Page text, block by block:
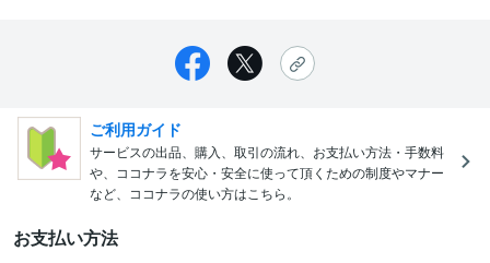
ご利用ガイド
サービスの出品、購入、取引の流れ、お支払い方法・手数料
や、ココナラを安心・安全に使って頂くための制度やマナー
など、ココナラの使い方はこちら。
お支払い方法